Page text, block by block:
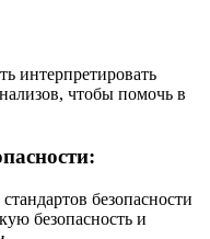
интерпретировать
чтобы помочь в
безопасности
безопасность и